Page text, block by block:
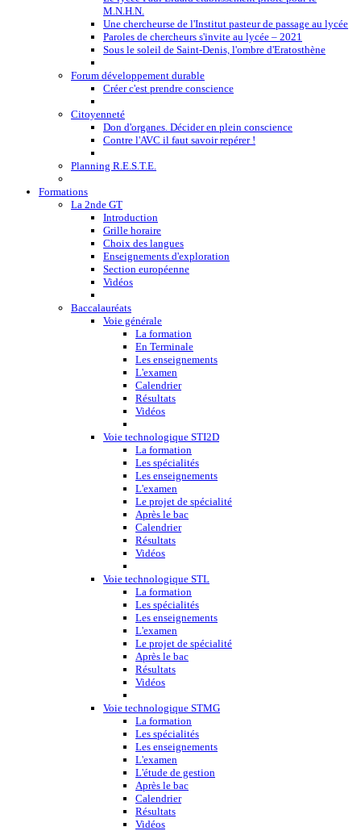
M.N.H.N.
Une chercheurse de l'Institut pasteur de passage au lycée
Paroles de chercheurs s'invite au lycée – 2021
Sous le soleil de Saint-Denis, l'ombre d'Eratosthène
Forum développement durable
Créer c'est prendre conscience
Citoyenneté
Don d'organes. Décider en plein conscience
Contre l'AVC il faut savoir repérer !
Planning R.E.S.T.E.
Formations
La 2nde GT
Introduction
Grille horaire
Choix des langues
Enseignements d'exploration
Section européenne
Vidéos
Baccalauréats
Voie générale
La formation
En Terminale
Les enseignements
L'examen
Calendrier
Résultats
Vidéos
Voie technologique STI2D
La formation
Les spécialités
Les enseignements
L'examen
Le projet de spécialité
Après le bac
Calendrier
Résultats
Vidéos
Voie technologique STL
La formation
Les spécialités
Les enseignements
L'examen
Le projet de spécialité
Après le bac
Résultats
Vidéos
Voie technologique STMG
La formation
Les spécialités
Les enseignements
L'examen
L'étude de gestion
Après le bac
Calendrier
Résultats
Vidéos